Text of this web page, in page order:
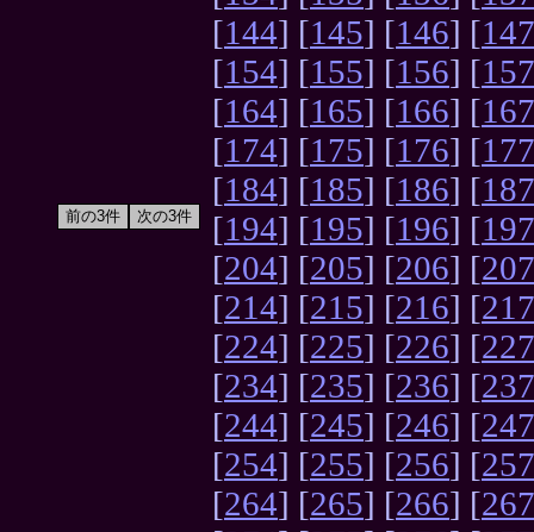
[144] [145] [146] [147
[154] [155] [156] [157
[164] [165] [166] [167
[174] [175] [176] [177
[184] [185] [186] [187
[194] [195] [196] [197
[204] [205] [206] [207
[214] [215] [216] [217
[224] [225] [226] [227
[234] [235] [236] [237
[244] [245] [246] [247
[254] [255] [256] [257
[264] [265] [266] [267